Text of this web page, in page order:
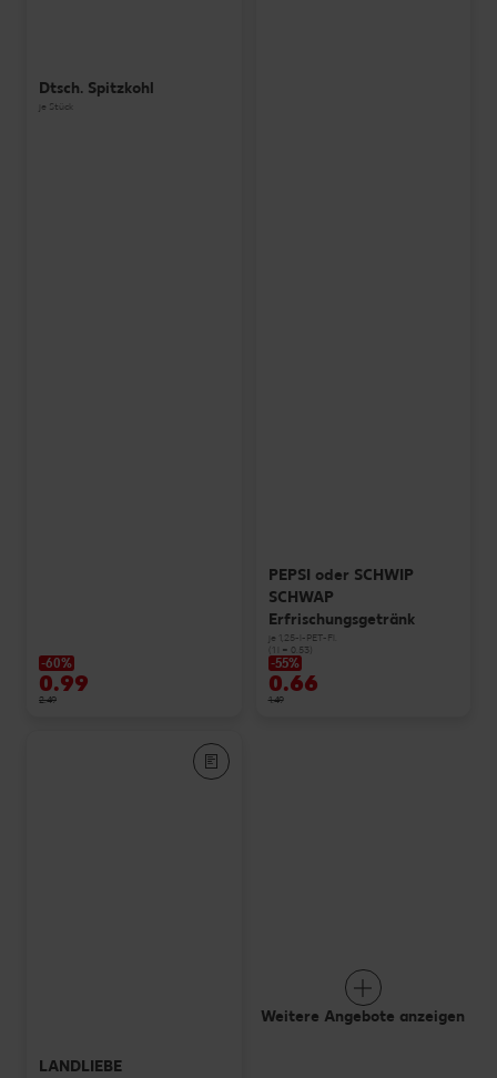
Dtsch. Spitzkohl
je Stück
-60%
0.99
2.49
PEPSI oder SCHWIP
SCHWAP
Erfrischungsgetränk
je 1,25-l-PET-Fl.
(1 l = 0.53)
-55%
0.66
1.49
LANDLIEBE
Weitere Angebote anzeigen